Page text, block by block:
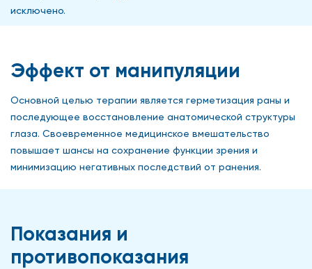
исключено.
Эффект от манипуляции
Основной целью терапии является герметизация раны и
последующее восстановление анатомической структуры
глаза. Своевременное медицинское вмешательство
повышает шансы на сохранение функции зрения и
минимизацию негативных последствий от ранения.
Показания и
противопоказания